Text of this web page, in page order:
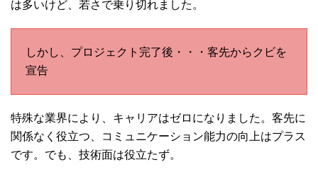
は多いけど、若さで乗り切れました。
しかし、プロジェクト完了後・・・客先からクビを
宣告
特殊な業界により、キャリアはゼロになりました。客先に
関係なく役立つ、コミュニケーション能力の向上はプラス
です。でも、技術面は役立たず。